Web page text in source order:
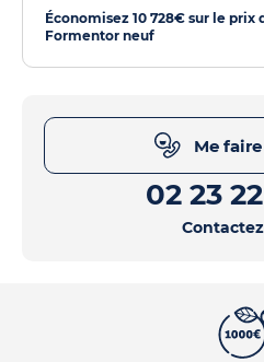
Économisez 10 728€ sur le prix
Formentor neuf
Me
02 23